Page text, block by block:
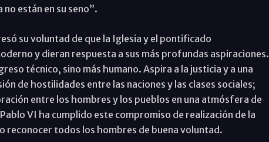
están en su seno”.
su voluntad de que la Iglesia y el pontificado
y dieran respuesta a sus más profundas aspiraciones.
técnico, sino más humano. Aspira a la justicia y a una
de hostilidades entre las naciones y las clases sociales;
entre los hombres y los pueblos en una atmósfera de
VI ha cumplido este compromiso de realización de la
reconocer todos los hombres de buena voluntad.